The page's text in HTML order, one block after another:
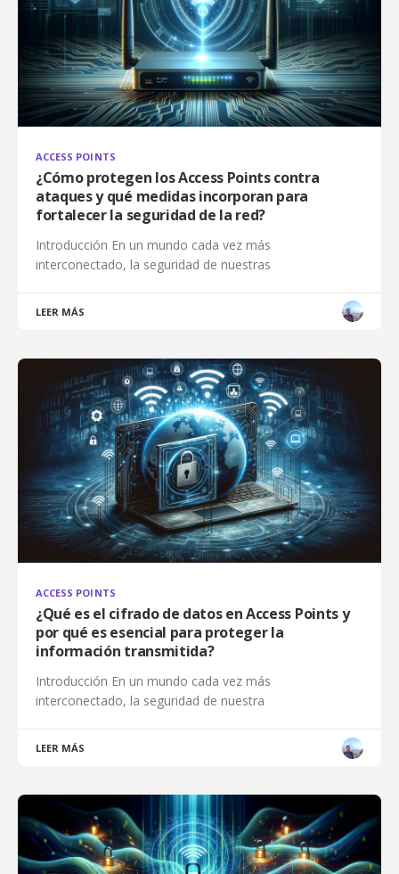
ACCESS POINTS
¿Cómo protegen los Access Points contra
ataques y qué medidas incorporan para
fortalecer la seguridad de la red?
Introducción En un mundo cada vez más
interconectado, la seguridad de nuestras
LEER MÁS
ACCESS POINTS
¿Qué es el cifrado de datos en Access Points y
por qué es esencial para proteger la
información transmitida?
Introducción En un mundo cada vez más
interconectado, la seguridad de nuestra
LEER MÁS